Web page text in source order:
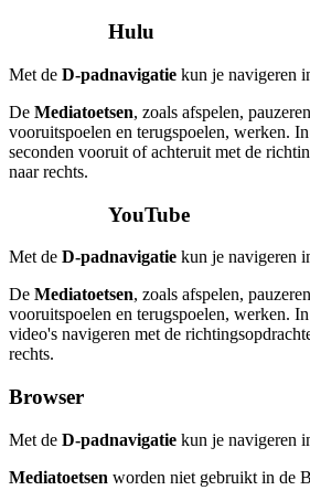
Hulu
Met de D-padnavigatie kun je navigeren
De Mediatoetsen, zoals afspelen,
vooruitspoelen en terugspoelen, werken.
seconden vooruit of achteruit met de
naar rechts.
YouTube
Met de D-padnavigatie kun je navigeren
De Mediatoetsen, zoals afspelen,
vooruitspoelen en terugspoelen, werken.
video's navigeren met de
rechts.
Browser
Met de D-padnavigatie kun je navigeren
Mediatoetsen worden niet gebruikt in de